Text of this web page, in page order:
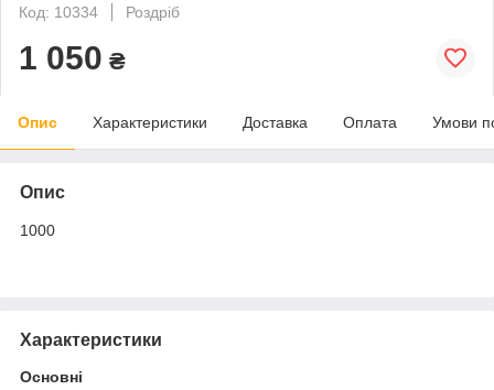
Код: 10334
Роздріб
1 050 ₴
Опис Характеристики Доставка Оплата Умови
Опис
1000
Характеристики
Основні